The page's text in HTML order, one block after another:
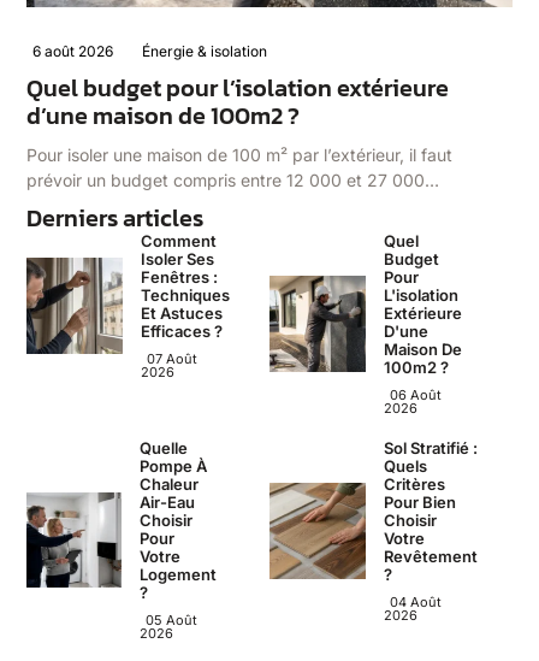
6 août 2026 Énergie & isolation
Quel budget pour l’isolation extérieure
d’une maison de 100m2 ?
Pour isoler une maison de 100 m² par l’extérieur, il faut
prévoir un budget compris entre 12 000 et 27 000…
Derniers articles
Comment
Isoler Ses
Fenêtres :
Techniques
Et Astuces
Efficaces ?
07 Août
2026
Quel
Budget
Pour
L'isolation
Extérieure
D'une
Maison De
100m2 ?
06 Août
2026
Quelle
Pompe À
Chaleur
Air-Eau
Choisir
Pour
Votre
Logement
?
05 Août
2026
Sol Stratifié :
Quels
Critères
Pour Bien
Choisir
Votre
Revêtement
?
04 Août
2026